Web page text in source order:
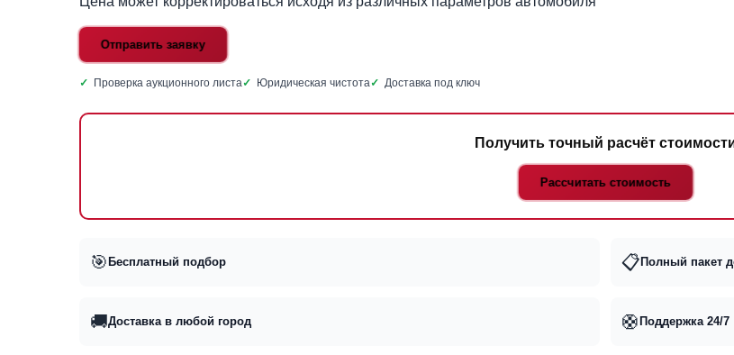
Отправить заявку
✓ Проверка аукционного листа✓ Юридическая чистота✓ Доставка под ключ
Получить точный расчёт
Рассчитать стоимость
🎯 Бесплатный подбор 📋 Полный пакет
🚚Доставка в любой город 🛟 Поддержка 24/7